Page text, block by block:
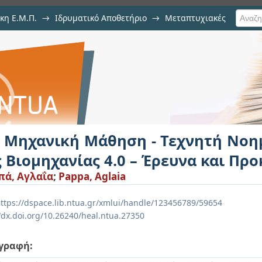
Ε.Μ.Π. → Ιδρυματικό Αποθετήριο → Μεταπτυχιακές
- Τεχνητή Νοημοσύνη και
Μηχανική Μάθηση - Τεχνητή
Βιομηχανίας 4.0 – Έρευνα και
Αγλαΐα; Pappa, Aglaia
dspace.lib.ntua.gr/xmlui/handle/123456789/59654
10.26240/heal.ntua.27350